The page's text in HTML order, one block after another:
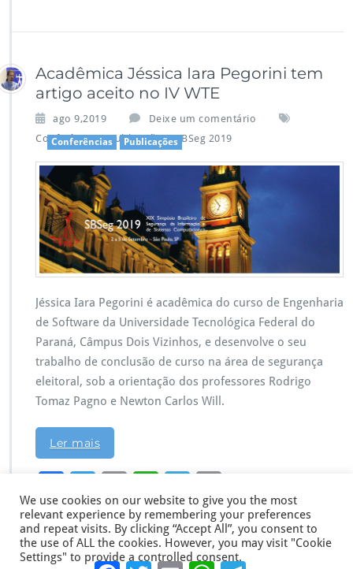
o
o
k
A
p
p
m Li
k
Acadêmica Jéssica Iara Pegorini tem
artigo aceito no IV WTE
ago 9,2019
Deixe um comentário
Conferências,Publicações,SBSeg 2019
Conferências Publicações
Jéssica Iara Pegorini é acadêmica do curso de Engenharia
de Software da Universidade Tecnológica Federal do
Paraná, Câmpus Dois Vizinhos, e desenvolve o seu
trabalho de conclusão de curso na área de segurança
eleitoral, sob a orientação dos professores Rodrigo
Tomaz Pagno e Newton Carlos Will.
Ler mais
F
ac
e
b
T
wi
tt
er
E
m
ai
l
W
h
at
s
Te
le
gr
a
o
p
y
We use cookies on our website to give you the most
relevant experience by remembering your preferences
and repeat visits. By clicking “Accept All”, you consent to
the use of ALL the cookies. However, you may visit "Cookie
Settings" to provide a controlled consent.